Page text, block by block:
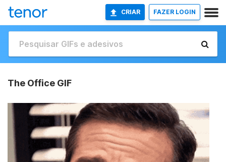
CRIAR FAZER LOGIN
The Office GIF